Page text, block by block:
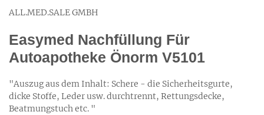
ALL.MED.SALE GMBH
Easymed Nachfüllung Für
Autoapotheke Önorm V5101
"Auszug aus dem Inhalt: Schere - die Sicherheitsgurte,
dicke Stoffe, Leder usw. durchtrennt, Rettungsdecke,
Beatmungstuch etc. "